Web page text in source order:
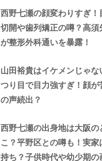
西野七瀬の顔変わりすぎ！
切開や歯列矯正の噂？高須
が整形外科通いを暴露！
山田裕貴はイケメンじゃな
つり目で目力強すぎ！顔が
の声続出？
西野七瀬の出身地は大阪の
こ？平野区との噂も！実家
持ち？子供時代や幼少期の